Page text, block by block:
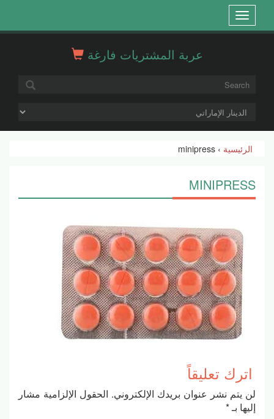
عربة المشتريات فارغة
Open
menu
الرئيسية › minipress
MINIPRESS
اترك تعليقاً
لن يتم نشر عنوان بريدك الإلكتروني. الحقول الإلزامية مشار
إليها بـ*